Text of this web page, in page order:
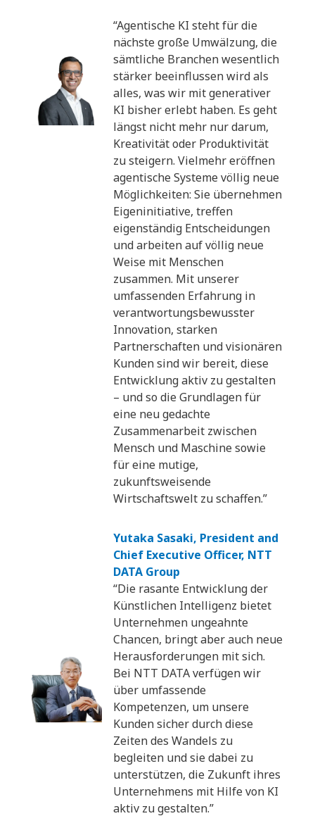
“Agentische KI steht für die
nächste große Umwälzung, die
sämtliche Branchen wesentlich
stärker beeinflussen wird als
alles, was wir mit generativer
KI bisher erlebt haben. Es geht
längst nicht mehr nur darum,
Kreativität oder Produktivität
zu steigern. Vielmehr eröffnen
agentische Systeme völlig neue
Möglichkeiten: Sie übernehmen
Eigeninitiative, treffen
eigenständig Entscheidungen
und arbeiten auf völlig neue
Weise mit Menschen
zusammen. Mit unserer
umfassenden Erfahrung in
verantwortungsbewusster
Innovation, starken
Partnerschaften und visionären
Kunden sind wir bereit, diese
Entwicklung aktiv zu gestalten
– und so die Grundlagen für
eine neu gedachte
Zusammenarbeit zwischen
Mensch und Maschine sowie
für eine mutige,
zukunftsweisende
Wirtschaftswelt zu schaffen.”
Yutaka Sasaki, President and
Chief Executive Officer, NTT
DATA Group
“Die rasante Entwicklung der
Künstlichen Intelligenz bietet
Unternehmen ungeahnte
Chancen, bringt aber auch neue
Herausforderungen mit sich.
Bei NTT DATA verfügen wir
über umfassende
Kompetenzen, um unsere
Kunden sicher durch diese
Zeiten des Wandels zu
begleiten und sie dabei zu
unterstützen, die Zukunft ihres
Unternehmens mit Hilfe von KI
aktiv zu gestalten.”